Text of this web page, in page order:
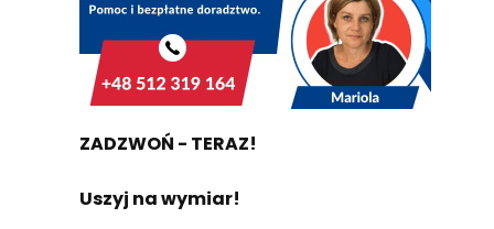
ZADZWOŃ - TERAZ!
Uszyj na wymiar!